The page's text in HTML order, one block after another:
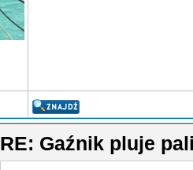
RE: Gaźnik pluje